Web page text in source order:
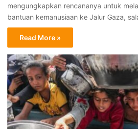
mengungkapkan rencananya untuk
bantuan kemanusiaan ke Jalur Gaza,
Read More »